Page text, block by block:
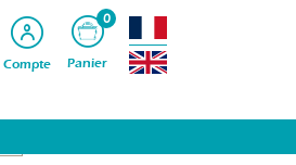
Compte
0
Panier